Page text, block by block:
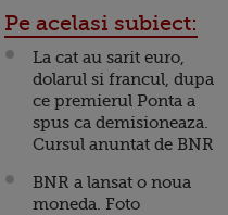
Pe acelasi subiect:
La cat au sarit euro,
dolarul si francul, dupa
ce premierul Ponta a
spus ca demisioneaza.
Cursul anuntat de BNR
BNR a lansat o noua
moneda. Foto